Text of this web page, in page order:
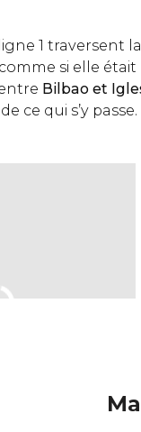
1 traversent
si elle
Bilbao et
ce qui s’y passe.